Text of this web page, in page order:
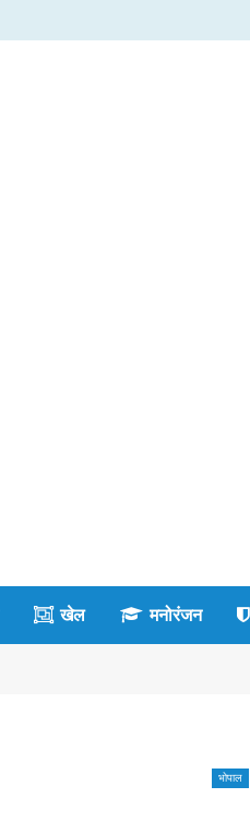
खेल मनोरंजन
भोपाल